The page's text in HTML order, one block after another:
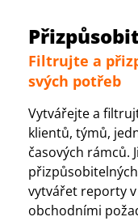
Filtrujte a
svých potřeb
Vytvářejte a
klientů, týmů,
časových rámců.
vytvářet reporty
obchodními